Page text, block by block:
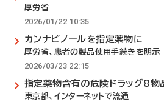
厚労省
2026/01/22 10:35
カンナビノールを指定薬物に
厚労省、患者の製品使用手続きを明示
2026/03/23 22:15
指定薬物含有の危険ドラッグ8物
東京都、インターネットで流通